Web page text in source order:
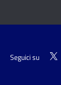
Seguici su